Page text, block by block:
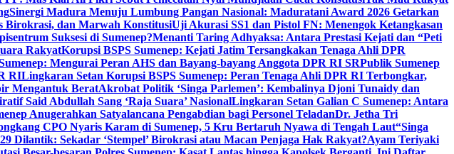
Sinergi Madura Menuju Lumbung Pangan Nasional: Maduratani Award 2026 Getarkan
Birokrasi, dan Marwah KonstitusiUji Akurasi SS1 dan Pistol FN: Menengok Ketangkasan
Suksesi di Sumenep?Menanti Taring Adhyaksa: Antara Prestasi Kejati dan “Peti
RakyatKorupsi BSPS Sumenep: Kejati Jatim Tersangkakan Tenaga Ahli DPR
Mengurai Peran AHS dan Bayang-bayang Anggota DPR RI SRPublik Sumenep
RILingkaran Setan Korupsi BSPS Sumenep: Peran Tenaga Ahli DPR RI Terbongkar,
Mengantuk BeratAkrobat Politik ‘Singa Parlemen’: Kembalinya Djoni Tunaidy dan
Said Abdullah Sang ‘Raja Suara’ NasionalLingkaran Setan Galian C Sumenep: Antara
Anugerahkan Satyalancana Pengabdian bagi Personel TeladanDr. Jetha Tri
CPO Nyaris Karam di Sumenep, 5 Kru Bertaruh Nyawa di Tengah Laut“Singa
Dilantik: Sekadar ‘Stempel’ Birokrasi atau Macan Penjaga Hak Rakyat?Ayam Teriyaki